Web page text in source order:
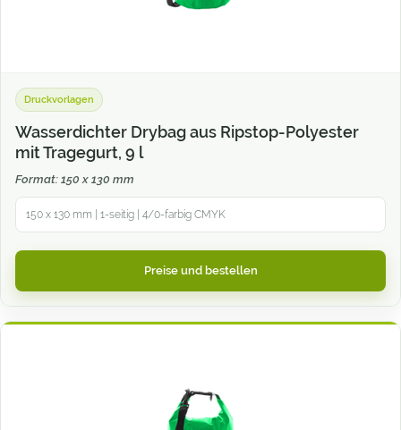
Druckvorlagen
Wasserdichter Drybag aus Ripstop-Polyester
mit Tragegurt, 9 l
Format: 150 x 130 mm
150 x 130 mm | 1-seitig | 4/0-farbig CMYK
Preise und bestellen